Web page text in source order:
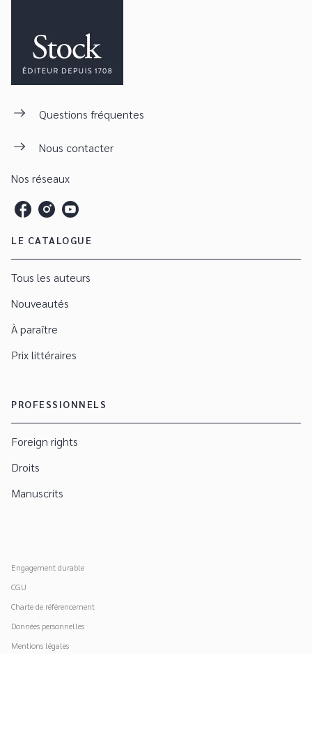
Questions fréquentes
Nous contacter
Nos réseaux
LE CATALOGUE
Tous les auteurs
Nouveautés
À paraître
Prix littéraires
PROFESSIONNELS
Foreign rights
Droits
Manuscrits
Engagement durable
CGU
Charte de référencement
Données personnelles
Mentions légales